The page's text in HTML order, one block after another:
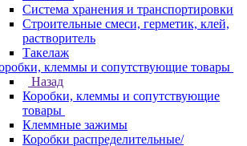
Система хранения и транспортировки
Строительные смеси, герметик, клей,
растворитель
Такелаж
клеммы и сопутствующие товары
Назад
Коробки, клеммы и сопутствующие
товары
Клеммные зажимы
Коробки распределительные/